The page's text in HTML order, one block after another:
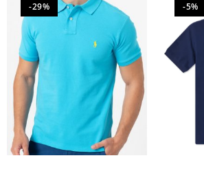
-29% -5%